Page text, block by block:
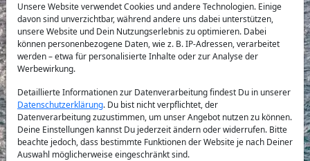
Previous Next
Unsere Website verwendet Cookies und andere Technologien. Einige
davon sind unverzichtbar, während andere uns dabei unterstützen,
unsere Website und Dein Nutzungserlebnis zu optimieren. Dabei
können personenbezogene Daten, wie z. B. IP-Adressen, verarbeitet
werden – etwa für personalisierte Inhalte oder zur Analyse der
Werbewirkung.
Detaillierte Informationen zur Datenverarbeitung findest Du in unserer
Datenschutzerklärung. Du bist nicht verpflichtet, der
Datenverarbeitung zuzustimmen, um unser Angebot nutzen zu können.
Deine Einstellungen kannst Du jederzeit ändern oder widerrufen. Bitte
beachte jedoch, dass bestimmte Funktionen der Website je nach Deiner
Auswahl möglicherweise eingeschränkt sind.